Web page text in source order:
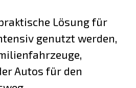
Lösung für
genutzt werden,
Autos für den